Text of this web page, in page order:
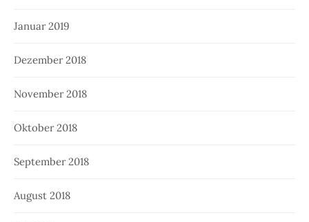
Januar 2019
Dezember 2018
November 2018
Oktober 2018
September 2018
August 2018